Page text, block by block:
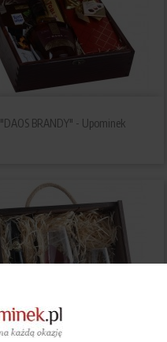
"DAOS BRANDY" - Upominek